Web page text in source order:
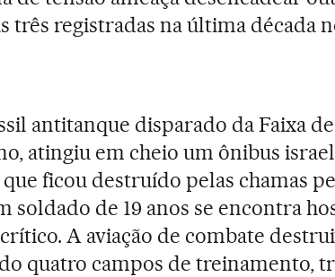
três registradas na última década
antitanque disparado da Faixa
atingiu em cheio um ônibus
ficou destruído pelas chamas
soldado de 19 anos se encontra
A aviação de combate
quatro campos de treinamento,